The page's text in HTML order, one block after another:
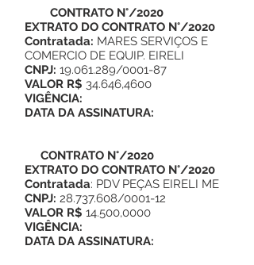
CONTRATO N°/2020
EXTRATO DO CONTRATO N°/2020
Contratada: MARES SERVIÇOS E
COMERCIO DE EQUIP. EIRELI
CNPJ: 19.061.289/0001-87
VALOR R$ 34.646,4600
VIGÊNCIA:
DATA DA ASSINATURA:
CONTRATO N°/2020
EXTRATO DO CONTRATO N°/2020
Contratada: PDV PEÇAS EIRELI ME
CNPJ: 28.737.608/0001-12
VALOR R$ 14.500,0000
VIGÊNCIA:
DATA DA ASSINATURA: